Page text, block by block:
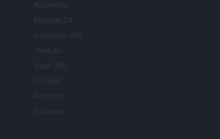
Actualidad
Finanzas 24
Investindo 365
Think.es
Viajar 365
ES Newz
Pet Story
Encocina